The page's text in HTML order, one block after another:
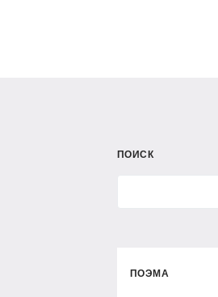
ПОИСК
ПОЭМА